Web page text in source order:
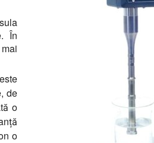
În
de
o
o